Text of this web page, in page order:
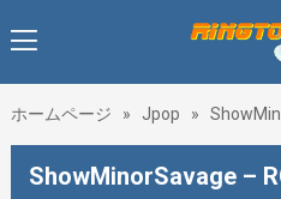
ホームページ » Jpop »
ShowMinorSavage –